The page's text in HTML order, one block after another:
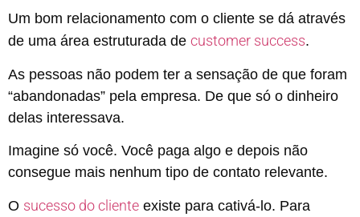
Um bom relacionamento com o cliente se dá através
de uma área estruturada de customer success.
As pessoas não podem ter a sensação de que foram
“abandonadas” pela empresa. De que só o dinheiro
delas interessava.
Imagine só você. Você paga algo e depois não
consegue mais nenhum tipo de contato relevante.
O sucesso do cliente existe para cativá-lo. Para